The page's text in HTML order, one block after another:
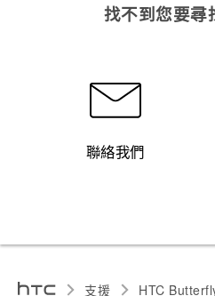
找不到您要尋
聯絡我們
支援 HTC